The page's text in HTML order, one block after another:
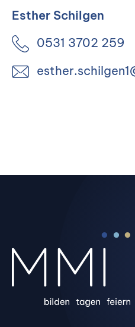
Esther Schilgen
0531 3702 259